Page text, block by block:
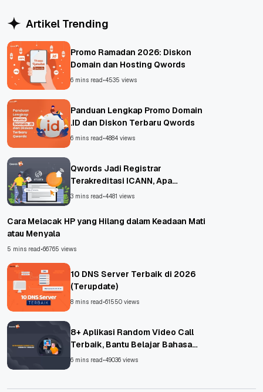
Artikel Trending
Promo Ramadan 2026: Diskon
Domain dan Hosting Qwords
6 mins read•4535 views
Panduan Lengkap Promo Domain
.ID dan Diskon Terbaru Qwords
6 mins read•4884 views
Qwords Jadi Registrar
Terakreditasi ICANN, Apa
Untungnya?
3 mins read•4481 views
Cara Melacak HP yang Hilang dalam Keadaan Mati
atau Menyala
5 mins read•66765 views
10 DNS Server Terbaik di 2026
(Terupdate)
8 mins read•61550 views
8+ Aplikasi Random Video Call
Terbaik, Bantu Belajar Bahasa
Asing!
6 mins read•49036 views